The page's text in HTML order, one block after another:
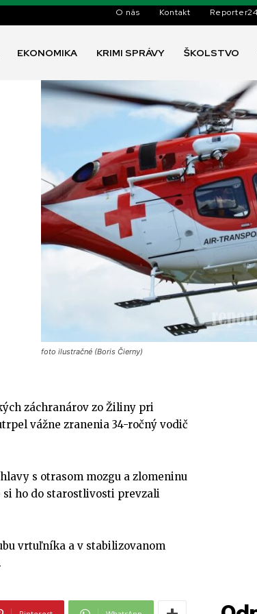
O nás Kontakt
EKONOMIKA KRIMI SPRÁVY ŠKOLSTVO
foto ilustračné (Boris Čierny)
záchranárov zo Žiliny pri
vážne zranenia 34-ročný vodič
s otrasom mozgu a zlomeninu
ho do starostlivosti prevzali
vrtuľníka a v stabilizovanom